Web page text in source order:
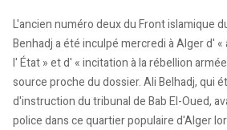
L'ancien numéro deux du Front islamique
Benhadj a été inculpé mercredi à Alger d'
l' État » et d' « incitation à la rébellion
source proche du dossier. Ali Belhadj, qui
d'instruction du tribunal de Bab El-Oued,
police dans ce quartier populaire d'Alger